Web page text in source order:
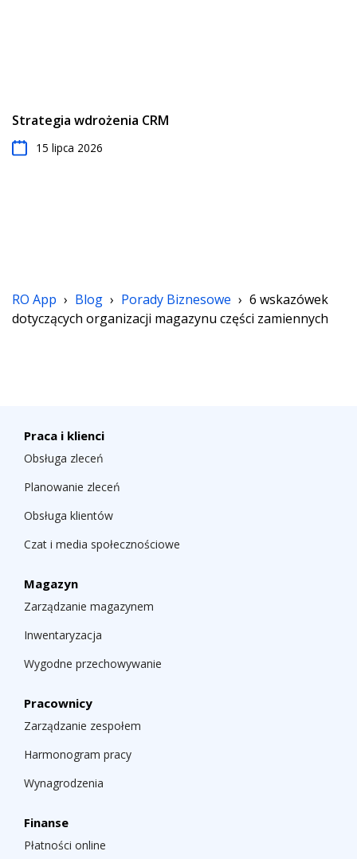
Strategia wdrożenia CRM
15 lipca 2026
RO App › Blog › Porady Biznesowe › 6 wskazówek
dotyczących organizacji magazynu części zamiennych
Praca i klienci
Obsługa zleceń
Planowanie zleceń
Obsługa klientów
Czat i media społecznościowe
Magazyn
Zarządzanie magazynem
Inwentaryzacja
Wygodne przechowywanie
Pracownicy
Zarządzanie zespołem
Harmonogram pracy
Wynagrodzenia
Finanse
Płatności online